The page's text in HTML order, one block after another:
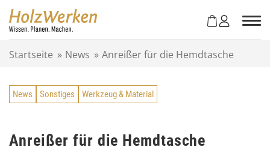
Startseite » News » Anreißer für die Hemdtasche
News Sonstiges Werkzeug & Material
Anreißer für die Hemdtasche